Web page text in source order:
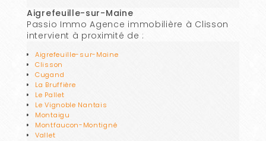
Aigrefeuille-sur-Maine
Passio Immo Agence immobilière à Clisson
intervient à proximité de :
Aigrefeuille-sur-Maine
Clisson
Cugand
La Bruffière
Le Pallet
Le Vignoble Nantais
Montaigu
Montfaucon-Montigné
Vallet